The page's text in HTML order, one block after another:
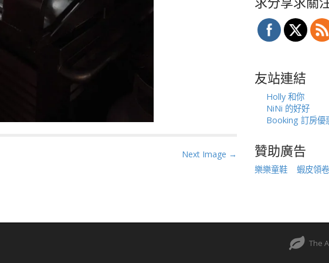
Next Image →
友站連結
Holly 和你
NiNi 的好好
Booking 訂房優
贊助廣告
樂樂童鞋 蝦皮領
The